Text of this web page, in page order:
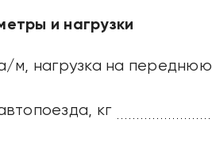
и нагрузки
м, нагрузка на переднюю
кг